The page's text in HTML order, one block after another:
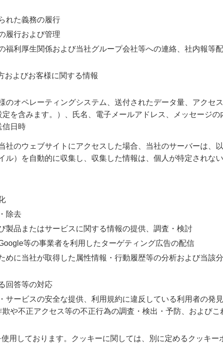
れた義務の履行
履行および管理
福利厚生関係および当社グループ会社等への連絡、社内報等
およびお客様に関する情報
のオペレーティングシステム、送付されたデータ量、アクセ
を含みます。）、氏名、電子メールアドレス、メッセージ
信日時
のウェブサイトにアクセスした場合、当社のサーバーは、
ル）を自動的に収集し、収集した情報は、個人が特定されない
除去
品またはサービスに関する情報の提供、調査・検討
等の事業者を利用したターゲティング広告の配信
に当社が取得した属性情報・行動履歴等の分析および当該
回答等の対応
ービスの安全な提供、利用規約に違反している利用者の発
や不正アクセス等の不正行為の調査・検出・予防、およびこ
用しております。クッキーに関しては、別に定めるクッキー